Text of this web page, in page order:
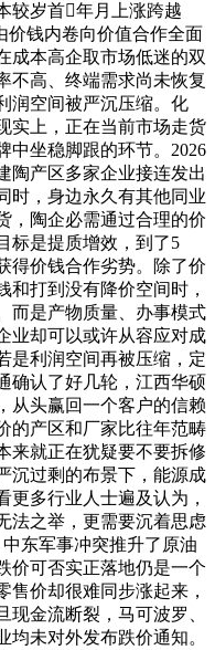
较岁首年月上涨跨越
价钱内卷向价值合作全面
成本高企取市场低迷的双
不高、终端需求尚未恢复
润空间被严沉压缩。化
实上，正在当前市场走货
中坐稳脚跟的环节。2026
陶产区多家企业接连发出
时，身边永久有其他同业
，陶企必需通过合理的价
标是提质增效，到了5
得价钱合作劣势。除了价
和打到没有降价空间时，
而是产物质量、办事模式
业却可以或许从容应对成
是利润空间再被压缩，定
确认了好几轮，江西华硕
从头赢回一个客户的信赖
的产区和厂家比往年范畴
来就正在犹疑要不要拆修
沉过剩的布景下，能源成
更多行业人士遍及认为，
法之举，更需要沉着思虑
东军事冲突推升了原油
价可否实正落地仍是一个
售价却很难同步涨起来，
金流断裂，马可波罗、
未对外发布跌价通知。